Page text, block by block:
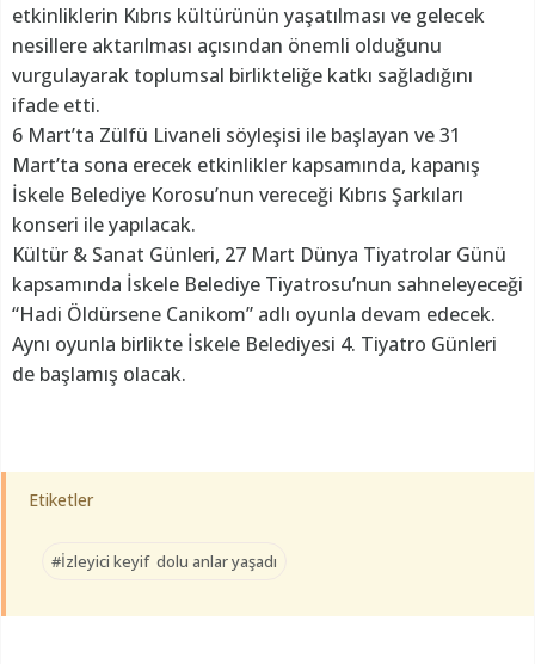
etkinliklerin Kıbrıs kültürünün yaşatılması ve gelecek
nesillere aktarılması açısından önemli olduğunu
vurgulayarak toplumsal birlikteliğe katkı sağladığını
ifade etti.
6 Mart’ta Zülfü Livaneli söyleşisi ile başlayan ve 31
Mart’ta sona erecek etkinlikler kapsamında, kapanış
İskele Belediye Korosu’nun vereceği Kıbrıs Şarkıları
konseri ile yapılacak.
Kültür & Sanat Günleri, 27 Mart Dünya Tiyatrolar Günü
kapsamında İskele Belediye Tiyatrosu’nun sahneleyeceği
“Hadi Öldürsene Canikom” adlı oyunla devam edecek.
Aynı oyunla birlikte İskele Belediyesi 4. Tiyatro Günleri
de başlamış olacak.
Etiketler
#İzleyici keyif dolu anlar yaşadı